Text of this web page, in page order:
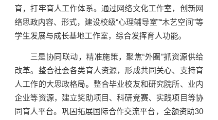
育，打牢育人工作体系。通过网络文化工作室，创新网
络思政内容、形式，建设校级“心理辅导室”“木艺空间”等
学生发展与成长基地工作室，综合发挥育人功能。
三是协同联动，精准施策，聚焦“外圈”抓资源供给
改革。整合社会各类育人资源，形成共同关心、支持育
人工作的大思政格局。整合毕业校友和研究院所、业内
企业等资源，建立奖助项目、科研竞赛、实践项目等协
同育人平台。巩固拓展国际合作交流平台，全额资助30